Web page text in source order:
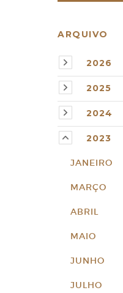
ARQUIVO
2026
2025
2024
2023
JANEIRO
MARÇO
ABRIL
MAIO
JUNHO
JULHO